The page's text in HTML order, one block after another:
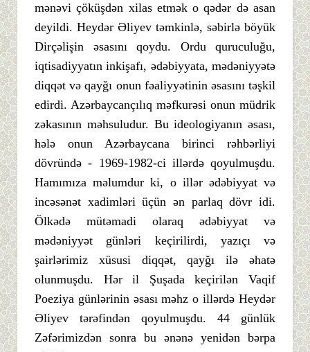
mənəvi çöküşdən xilas etmək o qədər də asan
deyildi. Heydər Əliyev təmkinlə, səbirlə böyük
Dirçəlişin əsasını qoydu. Ordu quruculuğu,
iqtisadiyyatın inkişafı, ədəbiyyata, mədəniyyətə
diqqət və qayğı onun fəaliyyətinin əsasını təşkil
edirdi. Azərbaycançılıq məfkurəsi onun müdrik
zəkasının məhsuludur. Bu ideologiyanın əsası,
hələ onun Azərbaycana birinci rəhbərliyi
dövründə - 1969-1982-ci illərdə qoyulmuşdu.
Hamımıza məlumdur ki, o illər ədəbiyyat və
incəsənət xadimləri üçün ən parlaq dövr idi.
Ölkədə mütəmadi olaraq ədəbiyyat və
mədəniyyət günləri keçirilirdi, yazıçı və
şairlərimiz xüsusi diqqət, qayğı ilə əhatə
olunmuşdu. Hər il Şuşada keçirilən Vaqif
Poeziya günlərinin əsası məhz o illərdə Heydər
Əliyev tərəfindən qoyulmuşdu. 44 günlük
Zəfərimizdən sonra bu ənənə yenidən bərpa